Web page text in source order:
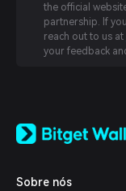
the official
partnership. If
reach out to us at
your feedback
日本語
Español (Latinoamérica)
Sobre nós